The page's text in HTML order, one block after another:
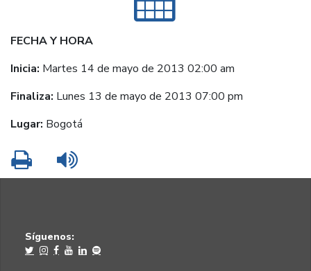
FECHA Y HORA
Inicia: Martes 14 de mayo de 2013 02:00 am
Finaliza: Lunes 13 de mayo de 2013 07:00 pm
Lugar: Bogotá
Imprimir
Síguenos: